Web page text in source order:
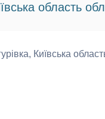
область
Київська